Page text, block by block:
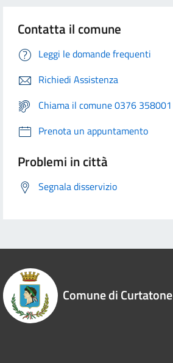
Contatta il comune
Leggi le domande frequenti
Richiedi Assistenza
Chiama il comune 0376 358001
Prenota un appuntamento
Problemi in città
Segnala disservizio
Comune di Curtatone